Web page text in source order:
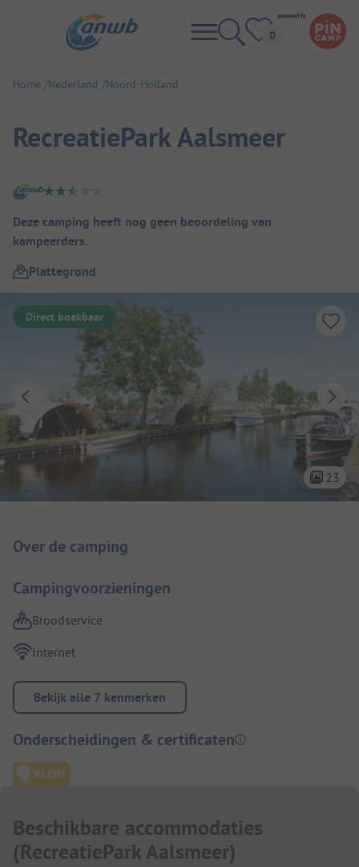
Home Nederland Noord-Holland
RecreatiePark Aalsmeer
Camping overzicht
Deze camping heeft nog geen beoordeling van
kampeerders.
Plattegrond
Direct boekbaar
23
Over de camping
Campingvoorzieningen
Broodservice
Internet
Bekijk alle 7 kenmerken
Onderscheidingen & certificaten
Beschikbare accommodaties
(RecreatiePark Aalsmeer)